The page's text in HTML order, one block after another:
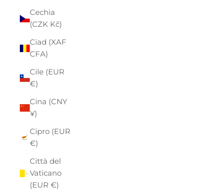
Cechia
(CZK Kč)
Ciad (XAF
CFA)
Cile (EUR
€)
Cina (CNY
¥)
Cipro (EUR
€)
Città del
Vaticano
(EUR €)